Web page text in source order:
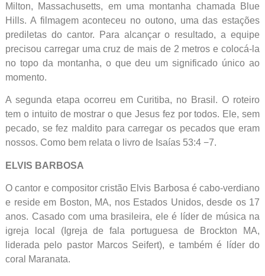
Milton, Massachusetts, em uma montanha chamada Blue
Hills. A filmagem aconteceu no outono, uma das estações
prediletas do cantor. Para alcançar o resultado, a equipe
precisou carregar uma cruz de mais de 2 metros e colocá-la
no topo da montanha, o que deu um significado único ao
momento.
A segunda etapa ocorreu em Curitiba, no Brasil. O roteiro
tem o intuito de mostrar o que Jesus fez por todos. Ele, sem
pecado, se fez maldito para carregar os pecados que eram
nossos. Como bem relata o livro de Isaías 53:4 −7.
ELVIS BARBOSA
O cantor e compositor cristão Elvis Barbosa é cabo-verdiano
e reside em Boston, MA, nos Estados Unidos, desde os 17
anos. Casado com uma brasileira, ele é líder de música na
igreja local (Igreja de fala portuguesa de Brockton MA,
liderada pelo pastor Marcos Seifert), e também é líder do
coral Maranata.